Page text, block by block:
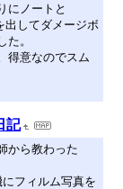
にノートと
出してダメージボ
。
得意なのでスム
記
から教わった
フィルム写真を